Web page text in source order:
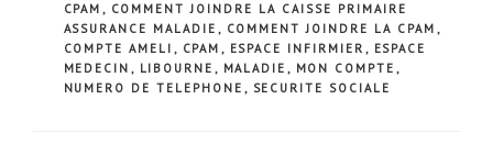
CPAM , COMMENT JOINDRE LA CAISSE PRIMAIRE
ASSURANCE MALADIE , COMMENT JOINDRE LA CPAM ,
COMPTE AMELI , CPAM , ESPACE INFIRMIER , ESPACE
MEDECIN , LIBOURNE , MALADIE , MON COMPTE ,
NUMERO DE TELEPHONE , SECURITE SOCIALE